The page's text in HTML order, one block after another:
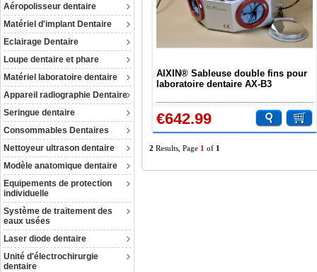
Aéropolisseur dentaire
Matériel d'implant Dentaire
Eclairage Dentaire
Loupe dentaire et phare
Matériel laboratoire dentaire
Appareil radiographie Dentaire
Seringue dentaire
Consommables Dentaires
Nettoyeur ultrason dentaire
Modèle anatomique dentaire
Equipements de protection
individuelle
Système de traitement des
eaux usées
Laser diode dentaire
Unité d'électrochirurgie
dentaire
AIXIN® Sableuse double fins pour
laboratoire dentaire AX-B3
€642.99
2 Results, Page 1 of 1